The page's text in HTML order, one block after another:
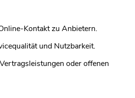
Kontakt zu Anbietern.
und Nutzbarkeit.
oder offenen